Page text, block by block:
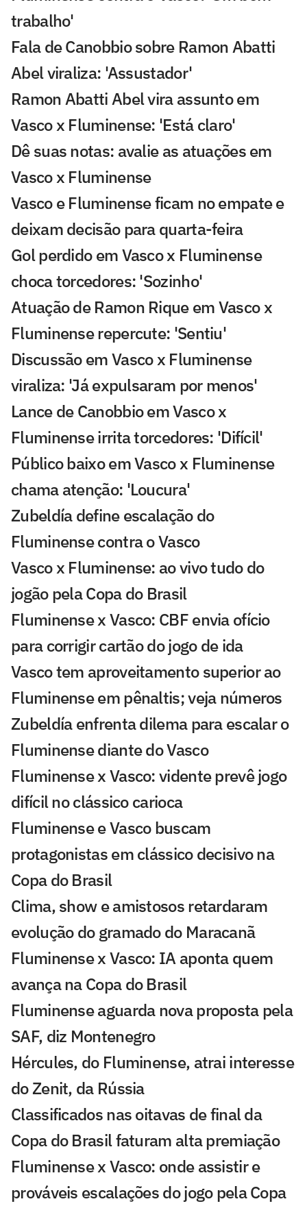
trabalho'
Fala de Canobbio sobre Ramon Abatti
Abel viraliza: 'Assustador'
Ramon Abatti Abel vira assunto em
Vasco x Fluminense: 'Está claro'
Dê suas notas: avalie as atuações em
Vasco x Fluminense
Vasco e Fluminense ficam no empate e
deixam decisão para quarta-feira
Gol perdido em Vasco x Fluminense
choca torcedores: 'Sozinho'
Atuação de Ramon Rique em Vasco x
Fluminense repercute: 'Sentiu'
Discussão em Vasco x Fluminense
viraliza: 'Já expulsaram por menos'
Lance de Canobbio em Vasco x
Fluminense irrita torcedores: 'Difícil'
Público baixo em Vasco x Fluminense
chama atenção: 'Loucura'
Zubeldía define escalação do
Fluminense contra o Vasco
Vasco x Fluminense: ao vivo tudo do
jogão pela Copa do Brasil
Fluminense x Vasco: CBF envia ofício
para corrigir cartão do jogo de ida
Vasco tem aproveitamento superior ao
Fluminense em pênaltis; veja números
Zubeldía enfrenta dilema para escalar o
Fluminense diante do Vasco
Fluminense x Vasco: vidente prevê jogo
difícil no clássico carioca
Fluminense e Vasco buscam
protagonistas em clássico decisivo na
Copa do Brasil
Clima, show e amistosos retardaram
evolução do gramado do Maracanã
Fluminense x Vasco: IA aponta quem
avança na Copa do Brasil
Fluminense aguarda nova proposta pela
SAF, diz Montenegro
Hércules, do Fluminense, atrai interesse
do Zenit, da Rússia
Classificados nas oitavas de final da
Copa do Brasil faturam alta premiação
Fluminense x Vasco: onde assistir e
prováveis escalações do jogo pela Copa